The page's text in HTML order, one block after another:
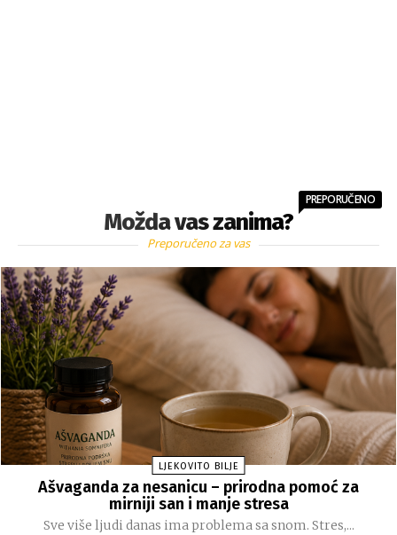
Možda vas zanima?
PREPORUČENO
Preporučeno za vas
LJEKOVITO BILJE
Ašvaganda za nesanicu – prirodna pomoć za
mirniji san i manje stresa
Sve više ljudi danas ima problema sa snom. Stres,...